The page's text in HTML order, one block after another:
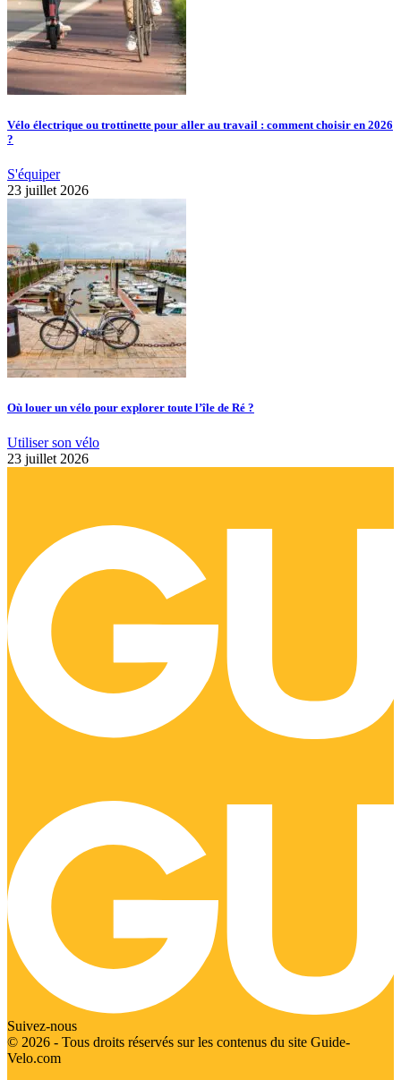
Vélo électrique ou trottinette pour aller au travail : comment choisir en 2026
?
S'équiper
23 juillet 2026
Où louer un vélo pour explorer toute l’île de Ré ?
Utiliser son vélo
23 juillet 2026
Suivez-nous
© 2026 - Tous droits réservés sur les contenus du site Guide-
Velo.com